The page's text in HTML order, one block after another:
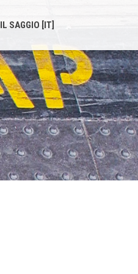
IL SAGGIO [IT]